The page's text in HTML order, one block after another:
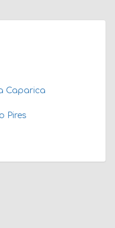
Caparica
Pires